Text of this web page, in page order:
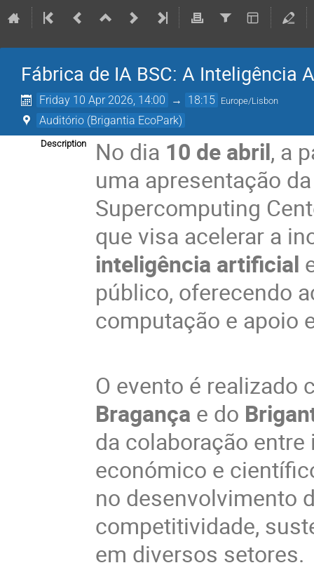
Fábrica de IA BSC: A Inteligência
Friday 10 Apr 2026, 14:00 → 18:15 Europe/Lisbon
Auditório (Brigantia EcoPark)
Description No dia 10 de abril, a
uma apresentação
Supercomputing
que visa acelerar a
inteligência artificial
público, oferecendo
computação e apoio
O evento é realizado
Bragança e do
da colaboração
económico e
no desenvolvimento
competitividade,
em diversos setores.